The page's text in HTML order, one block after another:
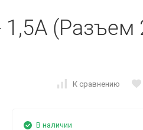
(Разъем
К сравнению
В наличии